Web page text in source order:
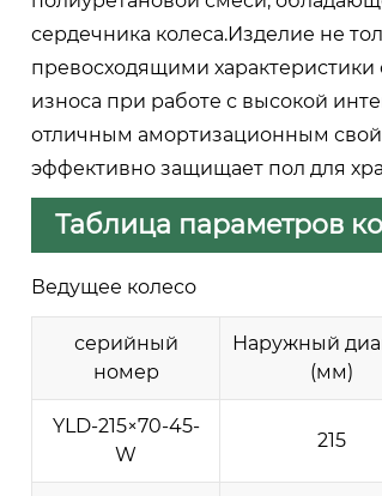
сердечника колеса.Изделие не
превосходящими
износа при работе с высокой
отличным амортизационным
эффективно защищает пол для
Таблица параметров
Ведущее колесо
серийный
номер
Наружный
(мм)
YLD-215×70-45-
W
215